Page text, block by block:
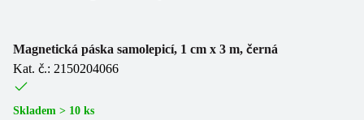
Magnetická páska samolepicí, 1 cm x 3 m, černá
Kat. č.: 2150204066
Skladem > 10 ks